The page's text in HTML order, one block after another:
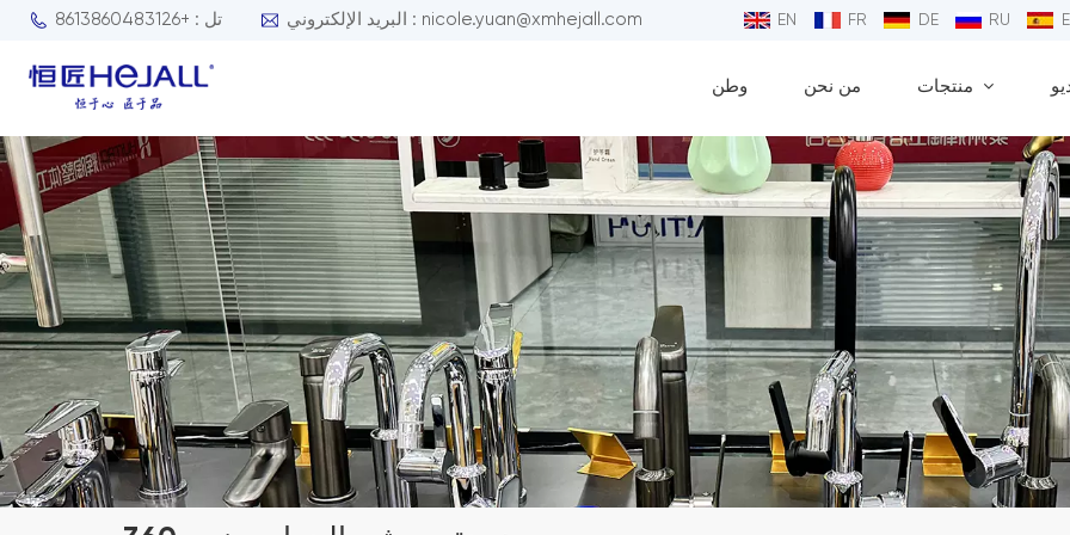
تل : +8613860483126 البريد الإلكتروني : nicole.yuan@xmhejall.com EN FR DE RU
وطن من نحن